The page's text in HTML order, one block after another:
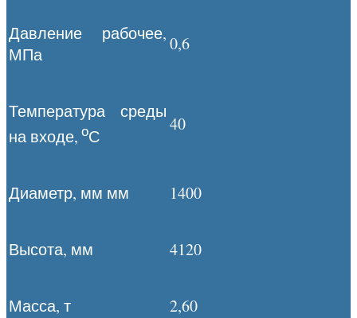
Давление рабочее,
МПа
0,6
Температура среды
на входе, оС
40
Диаметр, мм мм 1400
Высота, мм 4120
Масса, т 2,60